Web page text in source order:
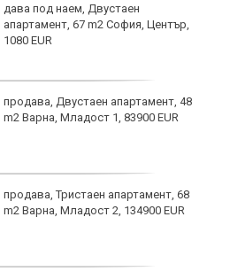
дава под наем, Двустаен
апартамент, 67 m2 София, Център,
1080 EUR
продава, Двустаен апартамент, 48
m2 Варна, Младост 1, 83900 EUR
продава, Тристаен апартамент, 68
m2 Варна, Младост 2, 134900 EUR